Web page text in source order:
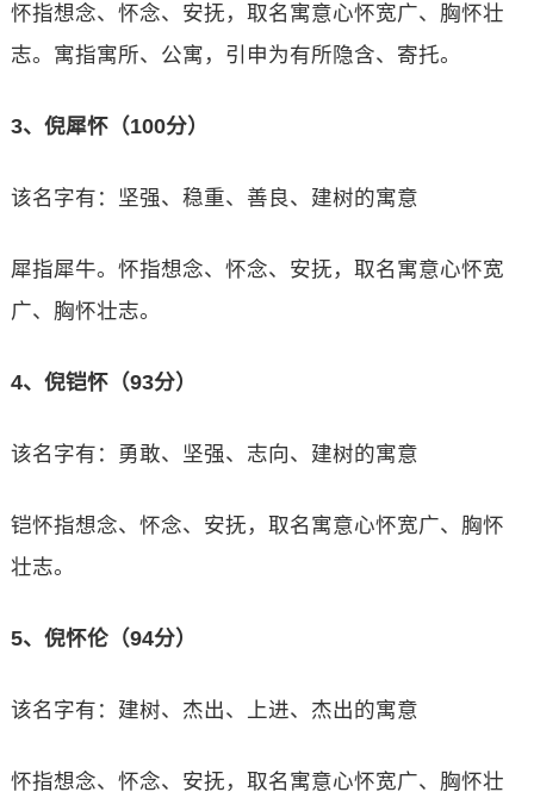
怀指想念、怀念、安抚，取名寓意心怀宽广、胸怀壮
志。寓指寓所、公寓，引申为有所隐含、寄托。
3、倪犀怀（100分）
该名字有：坚强、稳重、善良、建树的寓意
犀指犀牛。怀指想念、怀念、安抚，取名寓意心怀宽
广、胸怀壮志。
4、倪铠怀（93分）
该名字有：勇敢、坚强、志向、建树的寓意
铠怀指想念、怀念、安抚，取名寓意心怀宽广、胸怀
壮志。
5、倪怀伦（94分）
该名字有：建树、杰出、上进、杰出的寓意
怀指想念、怀念、安抚，取名寓意心怀宽广、胸怀壮